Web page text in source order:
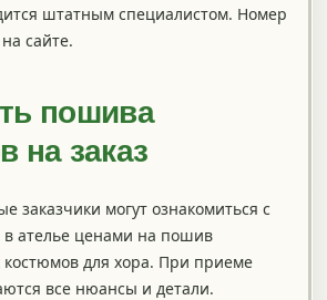
штатным специалистом. Номер
сайте.
пошива
на заказ
заказчики могут ознакомиться с
ателье ценами на пошив
для хора. При приеме
все нюансы и детали.